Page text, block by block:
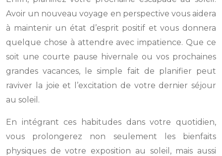
Avoir un nouveau voyage en perspective vous aidera
à maintenir un état d’esprit positif et vous donnera
quelque chose à attendre avec impatience. Que ce
soit une courte pause hivernale ou vos prochaines
grandes vacances, le simple fait de planifier peut
raviver la joie et l’excitation de votre dernier séjour
au soleil.
En intégrant ces habitudes dans votre quotidien,
vous prolongerez non seulement les bienfaits
physiques de votre exposition au soleil, mais aussi